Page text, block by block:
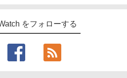
をフォローする